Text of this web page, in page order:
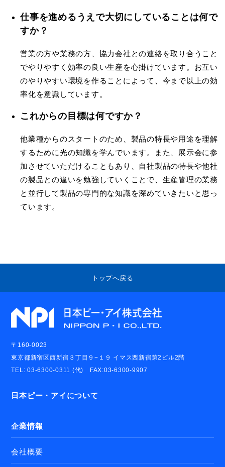
仕事を進めるうえで大切にしていることは何で
すか？
営業の方や業務の方、協力会社との連絡を取り合うこと
でやりやすく効率の良い生産を心掛けています。お互い
のやりやすい環境を作ることによって、今まで以上の効
率化を意識しています。
これからの目標は何ですか？
他業種からのスタートのため、製品の特⻑や用途を理解
するために光の知識を学んでいます。また、展示会に参
加させていただけることもあり、自社製品の特⻑や他社
の製品との違いを勉強していくことで、生産管理の業務
と並行して製品の専門的な知識を深めていきたいと思っ
ています。
トップへ戻る
〒160-0023
東京都新宿区西新宿３丁目９−１９ イマス西新宿第2ビル2階
TEL: 03-6300-0311 (代) FAX:03-6300-9907
日本ピー・アイについて
企業情報
会社概要